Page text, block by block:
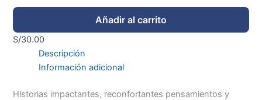
Añadir al carrito
S/30.00
Descripción
Información adicional
Historias impactantes, reconfortantes pensamientos y